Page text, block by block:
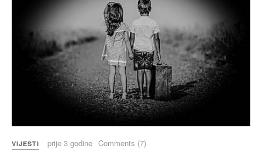
VIJESTI prije 3 godine Comments (7)